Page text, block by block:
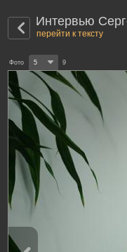
Интервью
перейти к тексту
Фото 5 9